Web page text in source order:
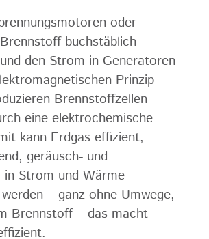
oder
buchstäblich
den Strom in Generatoren
Prinzip
Brennstoffzellen
eine elektrochemische
kann Erdgas effizient,
geräusch- und
Strom und Wärme
– ganz ohne Umwege,
Brennstoff – das macht